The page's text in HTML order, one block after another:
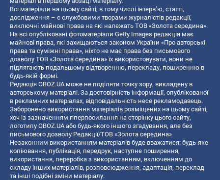
Всі матеріали на цьому сайті, в тому числі інтерв’ю, статті,
дослідження – є службовими творами журналістів редакції,
виключні майнові права на які належать ТОВ «Золота середина».
На всі опубліковані фотоматеріали Getty Images редакція має
майнові права, які захищаються законом України «Про авторські
права та суміжні права», ніхто не має права без письмового
дозволу ТОВ «Золота середина» їх використовувати, вони не
підлягають подальшому відтворенню, перекладу, поширенню в
будь-якій формі.
Редакція OBOZ.UA може не поділяти точку зору, викладену в
авторському матеріалі. За достовірність інформації, опублікованої
в рекламних матеріалах, відповідальність несе рекламодавець.
Заборонено використання матеріалів розміщених на цьому сайті,
хоч із зазначенням гіперпосилання на сторінку цього сайту,
логотипу OBOZ.UA або будь-якого іншого згадування, але без
письмового дозволу Редакції/ТОВ «Золота середина»
Незаконним використанням матеріалів буде вважатися: будь-яке
копiювання, публiкацiя, передрук, наступне поширення,
використання, переробка з використанням, включенням до
складу інших матеріалів, розповсюдження, адаптація, переклад
та інші подібні зміни матеріалу.